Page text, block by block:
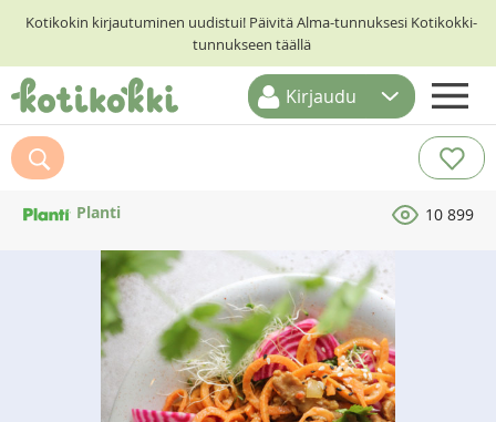
Kotikokin kirjautuminen uudistui! Päivitä Alma-tunnuksesi Kotikokki-
tunnukseen täällä
ETUSIVU
RESEPTIHAKU
RUOKATEEMAT
KESKUSTELUT
KOTIKOKIT
Kirjaudu
Planti 10 899